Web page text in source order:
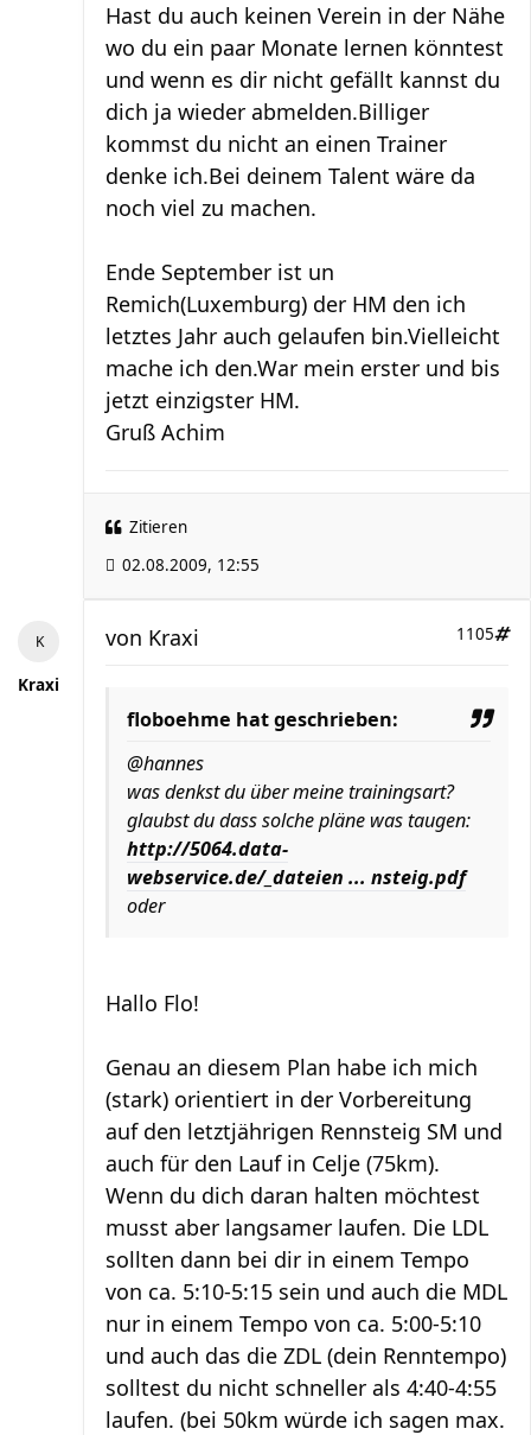
Hast du auch keinen Verein in der Nähe
wo du ein paar Monate lernen könntest
und wenn es dir nicht gefällt kannst du
dich ja wieder abmelden.Billiger
kommst du nicht an einen Trainer
denke ich.Bei deinem Talent wäre da
noch viel zu machen.
Ende September ist un
Remich(Luxemburg) der HM den ich
letztes Jahr auch gelaufen bin.Vielleicht
mache ich den.War mein erster und bis
jetzt einzigster HM.
Gruß Achim
Zitieren
02.08.2009, 12:55
Kraxi
1105
von Kraxi
floboehme hat geschrieben:
@hannes
was denkst du über meine trainingsart?
glaubst du dass solche pläne was taugen:
http://5064.data-
webservice.de/_dateien ... nsteig.pdf
oder
Hallo Flo!
Genau an diesem Plan habe ich mich
(stark) orientiert in der Vorbereitung
auf den letztjährigen Rennsteig SM und
auch für den Lauf in Celje (75km).
Wenn du dich daran halten möchtest
musst aber langsamer laufen. Die LDL
sollten dann bei dir in einem Tempo
von ca. 5:10-5:15 sein und auch die MDL
nur in einem Tempo von ca. 5:00-5:10
und auch das die ZDL (dein Renntempo)
solltest du nicht schneller als 4:40-4:55
laufen. (bei 50km würde ich sagen max.